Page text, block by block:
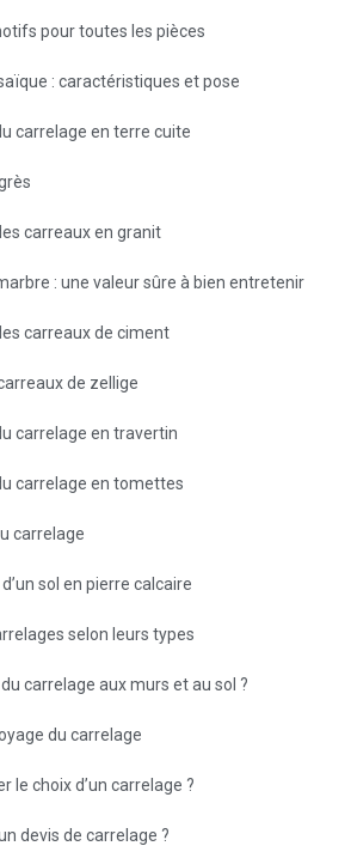
pour toutes les pièces
: caractéristiques et pose
carrelage en terre cuite
carreaux en granit
: une valeur sûre à bien entretenir
carreaux de ciment
de zellige
carrelage en travertin
carrelage en tomettes
carrelage
sol en pierre calcaire
selon leurs types
carrelage aux murs et au sol ?
du carrelage
le choix d’un carrelage ?
devis de carrelage ?